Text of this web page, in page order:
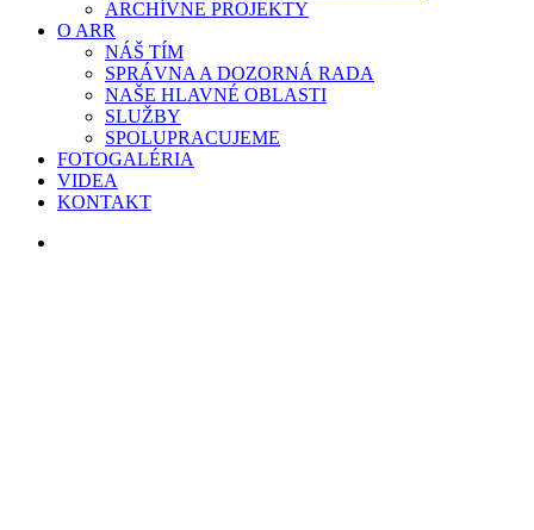
ARCHÍVNE PROJEKTY
O ARR
NÁŠ TÍM
SPRÁVNA A DOZORNÁ RADA
NAŠE HLAVNÉ OBLASTI
SLUŽBY
SPOLUPRACUJEME
FOTOGALÉRIA
VIDEA
KONTAKT